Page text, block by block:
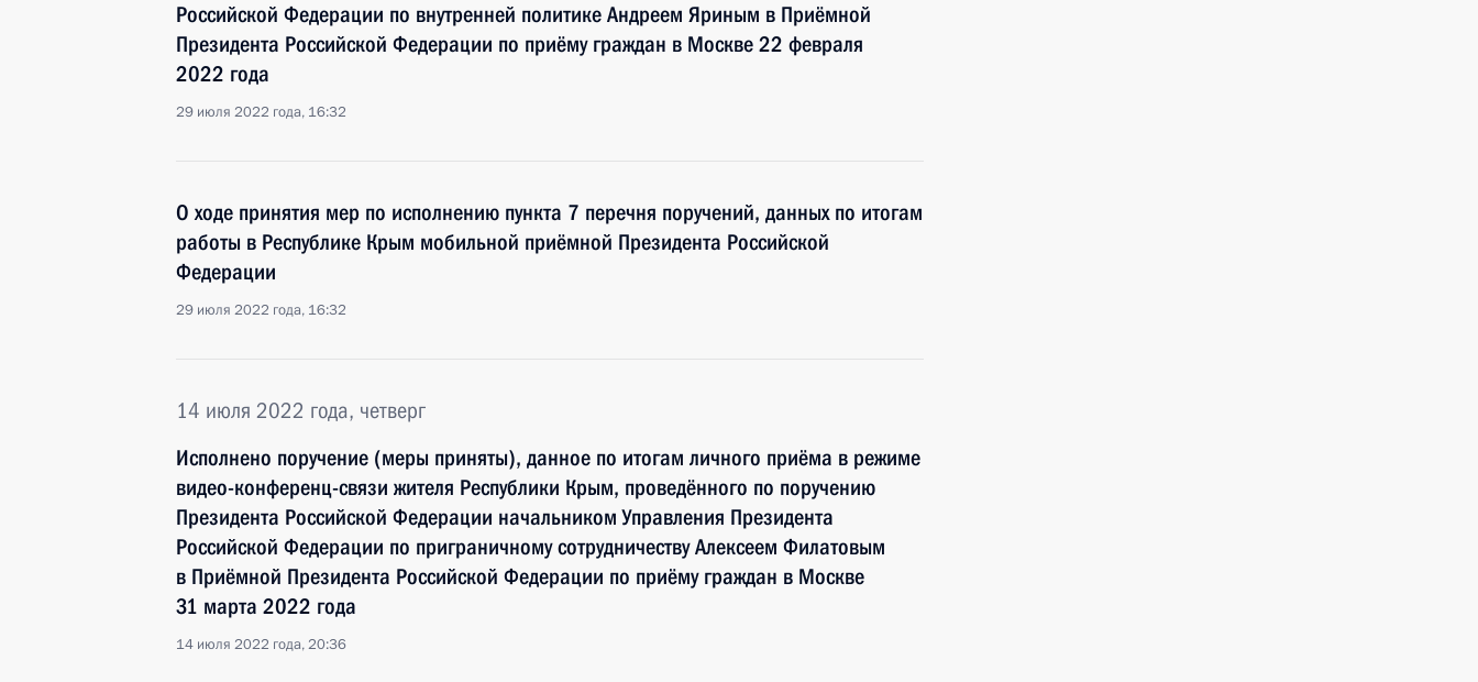
Российской Федерации по внутренней политике Андреем Яриным в Приёмной
Президента Российской Федерации по приёму граждан в Москве 22 февраля
2022 года
29 июля 2022 года, 16:32
О ходе принятия мер по исполнению пункта 7 перечня поручений, данных по итогам
работы в Республике Крым мобильной приёмной Президента Российской
Федерации
29 июля 2022 года, 16:32
14 июля 2022 года, четверг
Исполнено поручение (меры приняты), данное по итогам личного приёма в режиме
видео-конференц-связи жителя Республики Крым, проведённого по поручению
Президента Российской Федерации начальником Управления Президента
Российской Федерации по приграничному сотрудничеству Алексеем Филатовым
в Приёмной Президента Российской Федерации по приёму граждан в Москве
31 марта 2022 года
14 июля 2022 года, 20:36